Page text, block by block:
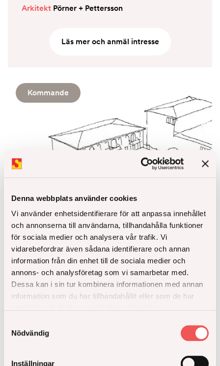
Denna webbplats använder cookies
Vi använder enhetsidentifierare för att anpassa innehållet
och annonserna till användarna, tillhandahålla funktioner
för sociala medier och analysera vår trafik. Vi
vidarebefordrar även sådana identifierare och annan
information från din enhet till de sociala medier och
annons- och analysföretag som vi samarbetar med.
Dessa kan i sin tur kombinera informationen med annan
information som du har tillhandahållit eller som de har
Nödvändig
Inställningar
Arkitekt Pörner + Pettersson
Läs mer och anmäl intresse
Kommande
Mälaräng
Bredäng